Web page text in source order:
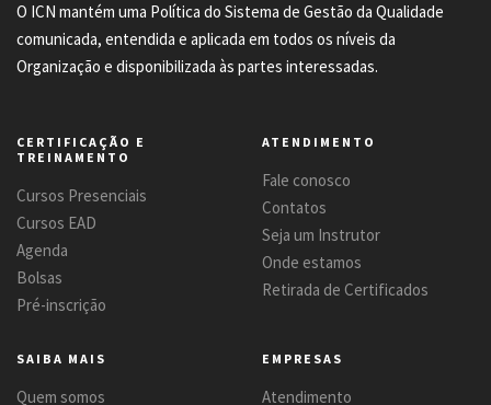
O ICN mantém uma Política do Sistema de Gestão da Qualidade
comunicada, entendida e aplicada em todos os níveis da
Organização e disponibilizada às partes interessadas.
CERTIFICAÇÃO E
TREINAMENTO
Cursos Presenciais
Cursos EAD
Agenda
Bolsas
Pré-inscrição
ATENDIMENTO
Fale conosco
Contatos
Seja um Instrutor
Onde estamos
Retirada de Certificados
SAIBA MAIS
Quem somos
EMPRESAS
Atendimento